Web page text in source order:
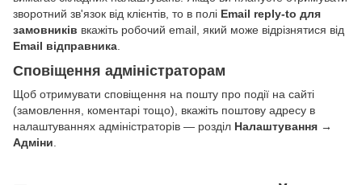
зворотний зв'язок від клієнтів, то в полі Email reply-to для
замовників вкажіть робочий email, який може відрізнятися від
Email відправника
Сповіщення адміністраторам
Щоб отримувати сповіщення на пошту про події на сайті
(замовлення, коментарі тощо), вкажіть поштову адресу в
налаштуваннях адміністраторів — розділ Налаштування →
Адміни